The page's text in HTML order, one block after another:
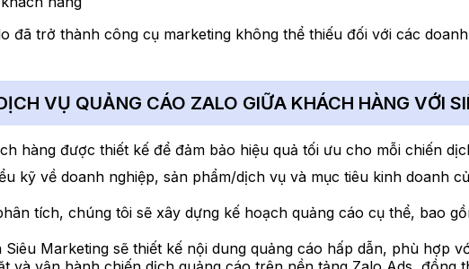
đã trở thành công cụ marketing không thể thiếu đối với các
VỤ QUẢNG CÁO ZALO GIỮA KHÁCH HÀNG VỚI
hàng được thiết kế để đảm bảo hiệu quả tối ưu cho mỗi chiến
kỹ về doanh nghiệp, sản phẩm/dịch vụ và mục tiêu kinh doanh
tích, chúng tôi sẽ xây dựng kế hoạch quảng cáo cụ thể, bao
Marketing sẽ thiết kế nội dung quảng cáo hấp dẫn, phù hợp